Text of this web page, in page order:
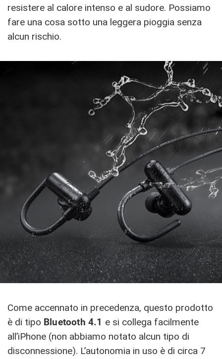
resistere al calore intenso e al sudore. Possiamo
fare una cosa sotto una leggera pioggia senza
alcun rischio.
Come accennato in precedenza, questo prodotto
è di tipo Bluetooth 4.1 e si collega facilmente
all’iPhone (non abbiamo notato alcun tipo di
disconnessione). L’autonomia in uso è di circa 7